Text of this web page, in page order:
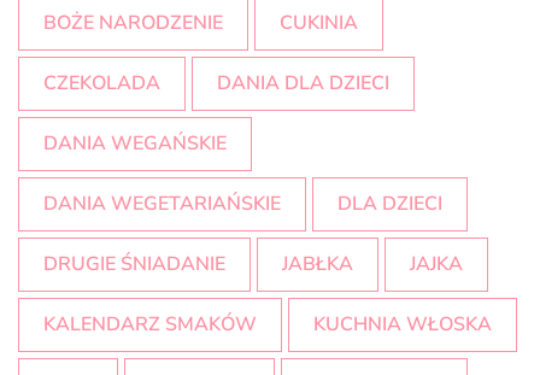
BOŻE NARODZENIE CUKINIA
CZEKOLADA DANIA DLA DZIECI
DANIA WEGAŃSKIE
DANIA WEGETARIAŃSKIE DLA DZIECI
DRUGIE ŚNIADANIE JABŁKA JAJKA
KALENDARZ SMAKÓW KUCHNIA WŁOSKA